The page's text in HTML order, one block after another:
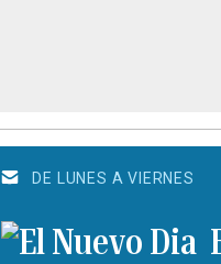
DE LUNES A VIERNES